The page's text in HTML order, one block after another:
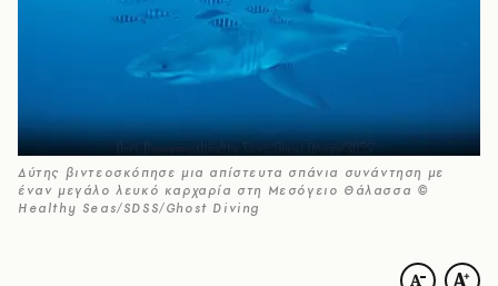
Δύτης βιντεοσκόπησε μια απίστευτα σπάνια συνάντηση με
έναν μεγάλο λευκό καρχαρία στη Μεσόγειο Θάλασσα ©
Healthy Seas/SDSS/Ghost Diving